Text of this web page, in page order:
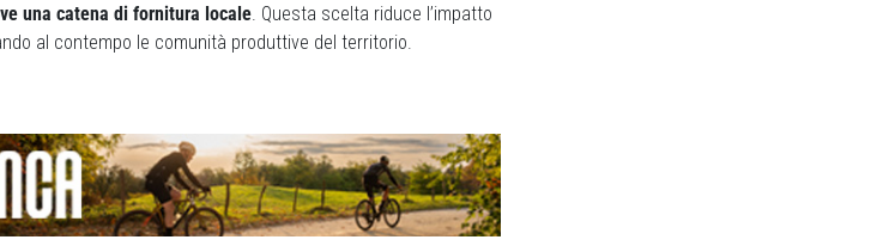
una catena di fornitura locale. Questa scelta riduce l’impatto
al contempo le comunità produttive del territorio.